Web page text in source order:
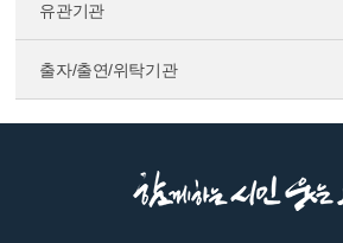
유관기관
출자/출연/위탁기관